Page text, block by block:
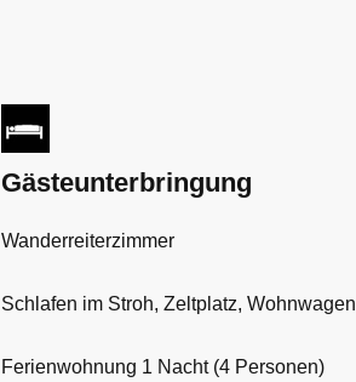
Gästeunterbringung
Wanderreiterzimmer
Schlafen im Stroh, Zeltplatz, Wohnwagen
Ferienwohnung 1 Nacht (4 Personen)